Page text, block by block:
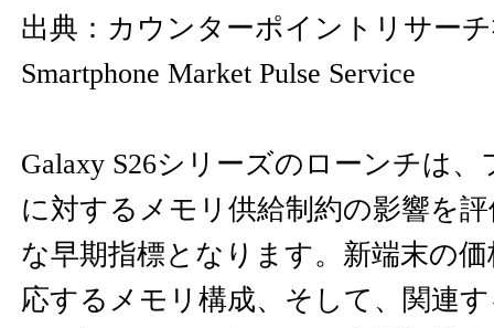
出典：カウンターポイントリサー
Smartphone Market Pulse Service
Galaxy S26シリーズのローンチは
に対するメモリ供給制約の影響を
な早期指標となります。新端末の
応するメモリ構成、そして、関連